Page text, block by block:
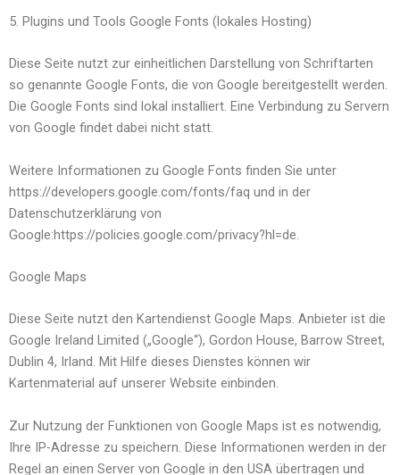
5. Plugins und Tools Google Fonts (lokales Hosting)
Diese Seite nutzt zur einheitlichen Darstellung von Schriftarten
so genannte Google Fonts, die von Google bereitgestellt werden.
Die Google Fonts sind lokal installiert. Eine Verbindung zu Servern
von Google findet dabei nicht statt.
Weitere Informationen zu Google Fonts finden Sie unter
https://developers.google.com/fonts/faq und in der
Datenschutzerklärung von
Google:https://policies.google.com/privacy?hl=de.
Google Maps
Diese Seite nutzt den Kartendienst Google Maps. Anbieter ist die
Google Ireland Limited („Google“), Gordon House, Barrow Street,
Dublin 4, Irland. Mit Hilfe dieses Dienstes können wir
Kartenmaterial auf unserer Website einbinden.
Zur Nutzung der Funktionen von Google Maps ist es notwendig,
Ihre IP-Adresse zu speichern. Diese Informationen werden in der
Regel an einen Server von Google in den USA übertragen und